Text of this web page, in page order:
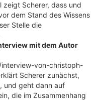
Scherer, dass und
dem Stand des Wissens
Stelle die
mit dem Autor
von-christoph-
Scherer zunächst,
und geht dann auf
die im Zusammenhang